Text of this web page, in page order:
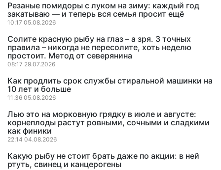
Резаные помидоры с луком на зиму: каждый год
закатываю — и теперь вся семья просит ещё
10:17 05.08.2026
Солите красную рыбу на глаз – а зря. 3 точных
правила – никогда не пересолите, хоть неделю
простоит. Метод от северянина
08:17 29.07.2026
Как продлить срок службы стиральной машинки на
10 лет и больше
11:36 05.08.2026
Лью это на морковную грядку в июле и августе:
корнеплоды растут ровными, сочными и сладкими
как финики
22:14 04.08.2026
Какую рыбу не стоит брать даже по акции: в ней
ртуть, свинец и канцерогены